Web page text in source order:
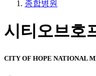
종합병원
시티오브호
CITY OF HOPE NATIONAL